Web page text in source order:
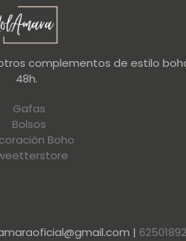
complementos de estilo
48h.
Gafas
Bolsos
Boho
|